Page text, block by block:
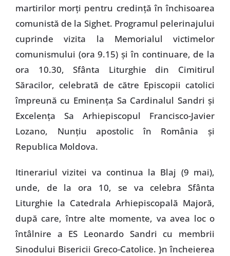
martirilor morţi pentru credinţă în închisoarea
comunistă de la Sighet. Programul pelerinajului
cuprinde vizita la Memorialul victimelor
comunismului (ora 9.15) şi în continuare, de la
ora 10.30, Sfânta Liturghie din Cimitirul
Săracilor, celebrată de către Episcopii catolici
împreună cu Eminenţa Sa Cardinalul Sandri şi
Excelenţa Sa Arhiepiscopul Francisco-Javier
Lozano, Nunţiu apostolic în România şi
Republica Moldova.
Itinerariul vizitei va continua la Blaj (9 mai),
unde, de la ora 10, se va celebra Sfânta
Liturghie la Catedrala Arhiepiscopală Majoră,
după care, între alte momente, va avea loc o
întâlnire a ES Leonardo Sandri cu membrii
Sinodului Bisericii Greco-Catolice. }n încheierea